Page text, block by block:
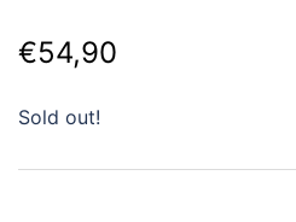
€54,90
Sold out!